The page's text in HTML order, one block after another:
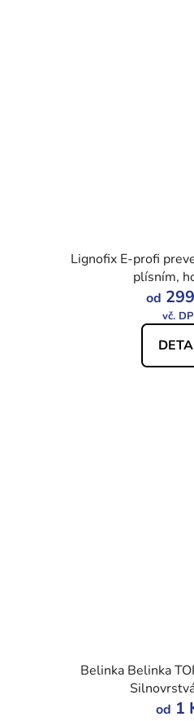
Lignofix E-profi
plísním,
od
Belinka Belinka
od 1